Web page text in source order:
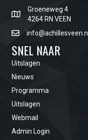
Groeneweg 4
4264 RN VEEN
info@achillesveen.nl
SNEL NAAR
Uitslagen
Nieuws
Programma
Uitslagen
Webmail
Admin Login